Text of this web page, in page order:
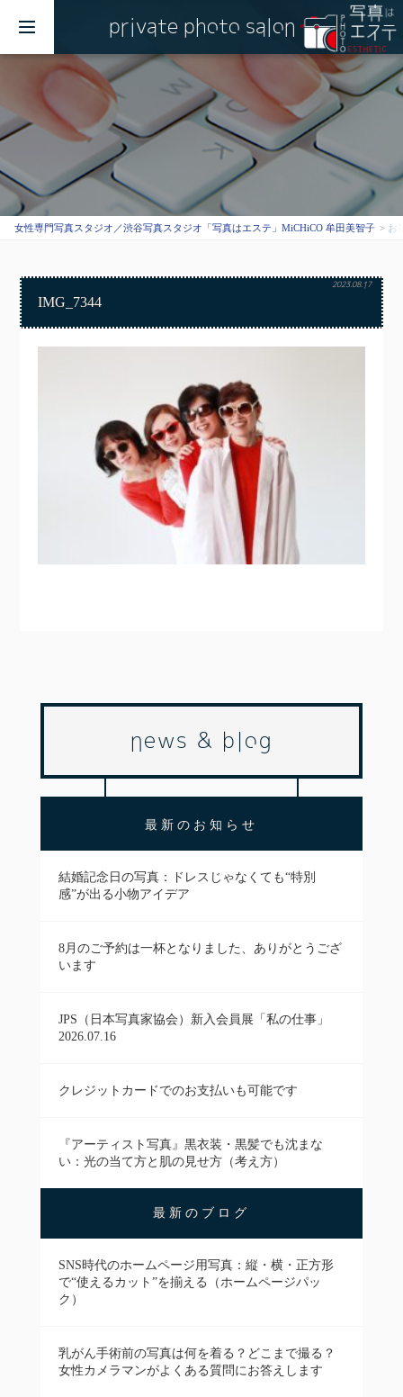
private photo salon
女性専門写真スタジオ／渋谷写真スタジオ「写真はエステ」MiCHiCO 牟田美智子 お
2023.08.17
IMG_7344
news & blog
最新のお知らせ
結婚記念日の写真：ドレスじゃなくても“特別
感”が出る小物アイデア
8月のご予約は一杯となりました、ありがとうござ
います
JPS（日本写真家協会）新入会員展「私の仕事」
2026.07.16
クレジットカードでのお支払いも可能です
『アーティスト写真』黒衣装・黒髪でも沈まな
い：光の当て方と肌の見せ方（考え方）
最新のブログ
SNS時代のホームページ用写真：縦・横・正方形
で“使えるカット”を揃える（ホームページパッ
ク）
乳がん手術前の写真は何を着る？どこまで撮る？
女性カメラマンがよくある質問にお答えします